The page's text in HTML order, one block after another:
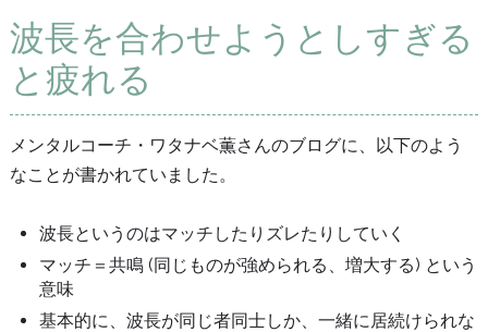
波長を合わせようとしすぎる
と疲れる
メンタルコーチ・ワタナベ薫さんのブログに、以下のよう
なことが書かれていました。
波長というのはマッチしたりズレたりしていく
マッチ＝共鳴 (同じものが強められる、増大する) という
意味
基本的に、波長が同じ者同士しか、一緒に居続けられな